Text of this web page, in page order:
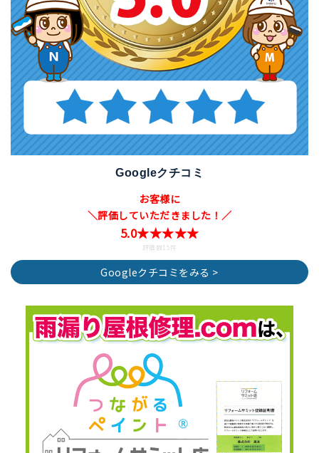
Googleクチコミ
お客様に
＼評価していただきました！／
5.0★★★★★
評価数15件
Googleクチコミをみる >